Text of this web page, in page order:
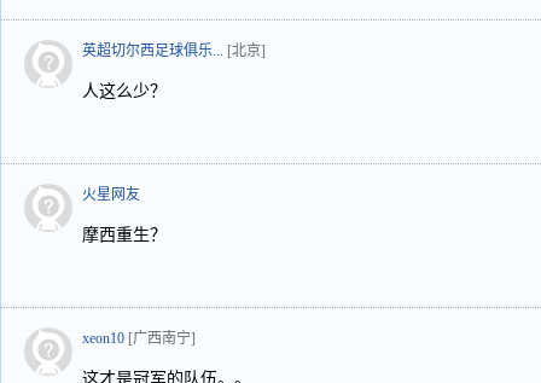
英超切尔西足球俱乐... [北京]
人这么少？
火星网友
摩西重生？
xeon10 [广西南宁]
这才是冠军的队伍。。